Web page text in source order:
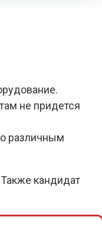
не придется
различным
кандидат